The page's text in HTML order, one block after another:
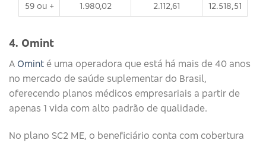
59 ou + 1.980,02 2.112,61 12.518,51
4. Omint
A Omint é uma operadora que está há mais de 40 anos
no mercado de saúde suplementar do Brasil,
oferecendo planos médicos empresariais a partir de
apenas 1 vida com alto padrão de qualidade.
No plano SC2 ME, o beneficiário conta com cobertura